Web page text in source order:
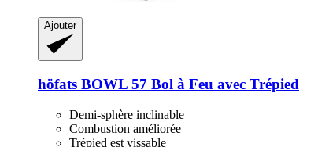
Ajouter
höfats BOWL 57 Bol à Feu avec Trépied
Demi-sphère inclinable
Combustion améliorée
Trépied est vissable